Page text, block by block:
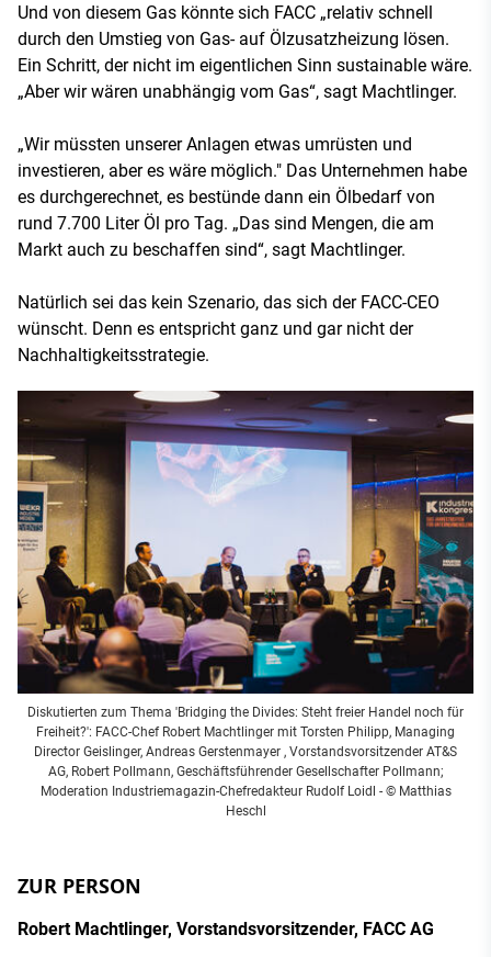
Und von diesem Gas könnte sich FACC „relativ schnell
durch den Umstieg von Gas- auf Ölzusatzheizung lösen.
Ein Schritt, der nicht im eigentlichen Sinn sustainable wäre.
„Aber wir wären unabhängig vom Gas“, sagt Machtlinger.
„Wir müssten unserer Anlagen etwas umrüsten und
investieren, aber es wäre möglich." Das Unternehmen habe
es durchgerechnet, es bestünde dann ein Ölbedarf von
rund 7.700 Liter Öl pro Tag. „Das sind Mengen, die am
Markt auch zu beschaffen sind“, sagt Machtlinger.
Natürlich sei das kein Szenario, das sich der FACC-CEO
wünscht. Denn es entspricht ganz und gar nicht der
Nachhaltigkeitsstrategie.
Diskutierten zum Thema 'Bridging the Divides: Steht freier Handel noch für
Freiheit?': FACC-Chef Robert Machtlinger mit Torsten Philipp, Managing
Director Geislinger, Andreas Gerstenmayer , Vorstandsvorsitzender AT&S
AG, Robert Pollmann, Geschäftsführender Gesellschafter Pollmann;
Moderation Industriemagazin-Chefredakteur Rudolf Loidl - © Matthias
Heschl
ZUR PERSON
Robert Machtlinger, Vorstandsvorsitzender, FACC AG